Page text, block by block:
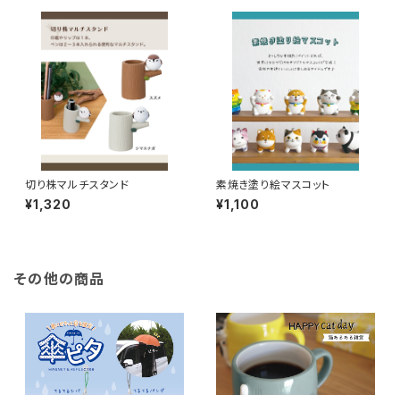
切り株マルチスタンド
¥1,320
素焼き塗り絵マスコット
¥1,100
その他の商品